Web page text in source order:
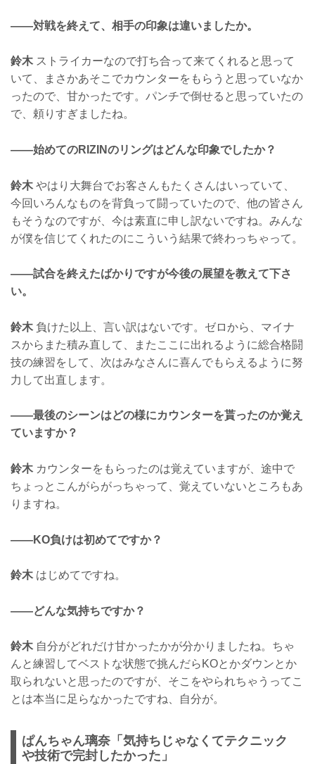
——対戦を終えて、相手の印象は違いましたか。
鈴木 ストライカーなので打ち合って来てくれると思って
いて、まさかあそこでカウンターをもらうと思っていなか
ったので、甘かったです。パンチで倒せると思っていたの
で、頼りすぎましたね。
——始めてのRIZINのリングはどんな印象でしたか？
鈴木 やはり大舞台でお客さんもたくさんはいっていて、
今回いろんなものを背負って闘っていたので、他の皆さん
もそうなのですが、今は素直に申し訳ないですね。みんな
が僕を信じてくれたのにこういう結果で終わっちゃって。
——試合を終えたばかりですが今後の展望を教えて下さ
い。
鈴木 負けた以上、言い訳はないです。ゼロから、マイナ
スからまた積み直して、またここに出れるように総合格闘
技の練習をして、次はみなさんに喜んでもらえるように努
力して出直します。
——最後のシーンはどの様にカウンターを貰ったのか覚え
ていますか？
鈴木 カウンターをもらったのは覚えていますが、途中で
ちょっとこんがらがっちゃって、覚えていないところもあ
りますね。
——KO負けは初めてですか？
鈴木 はじめてですね。
——どんな気持ちですか？
鈴木 自分がどれだけ甘かったかが分かりましたね。ちゃ
んと練習してベストな状態で挑んだらKOとかダウンとか
取られないと思ったのですが、そこをやられちゃうってこ
とは本当に足らなかったですね、自分が。
ぱんちゃん璃奈「気持ちじゃなくてテクニック
や技術で完封したかった」